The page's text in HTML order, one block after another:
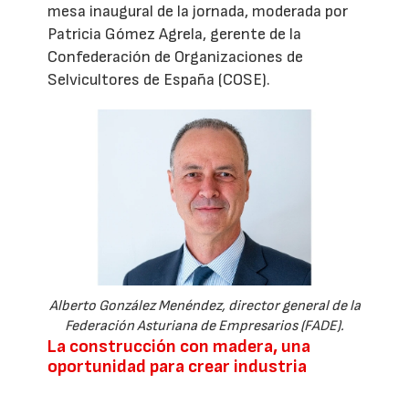
mesa inaugural de la jornada, moderada por
Patricia Gómez Agrela, gerente de la
Confederación de Organizaciones de
Selvicultores de España (COSE).
Alberto González Menéndez, director general de la
Federación Asturiana de Empresarios (FADE).
La construcción con madera, una
oportunidad para crear industria